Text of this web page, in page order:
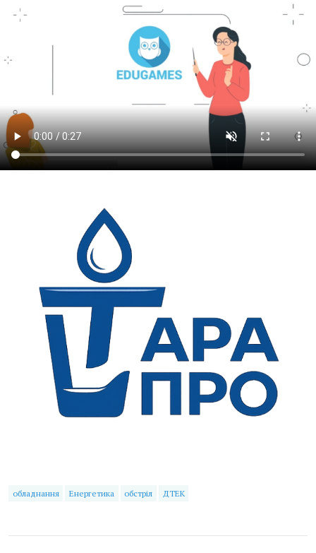
обладнання Енергетика обстріл ДТЕК